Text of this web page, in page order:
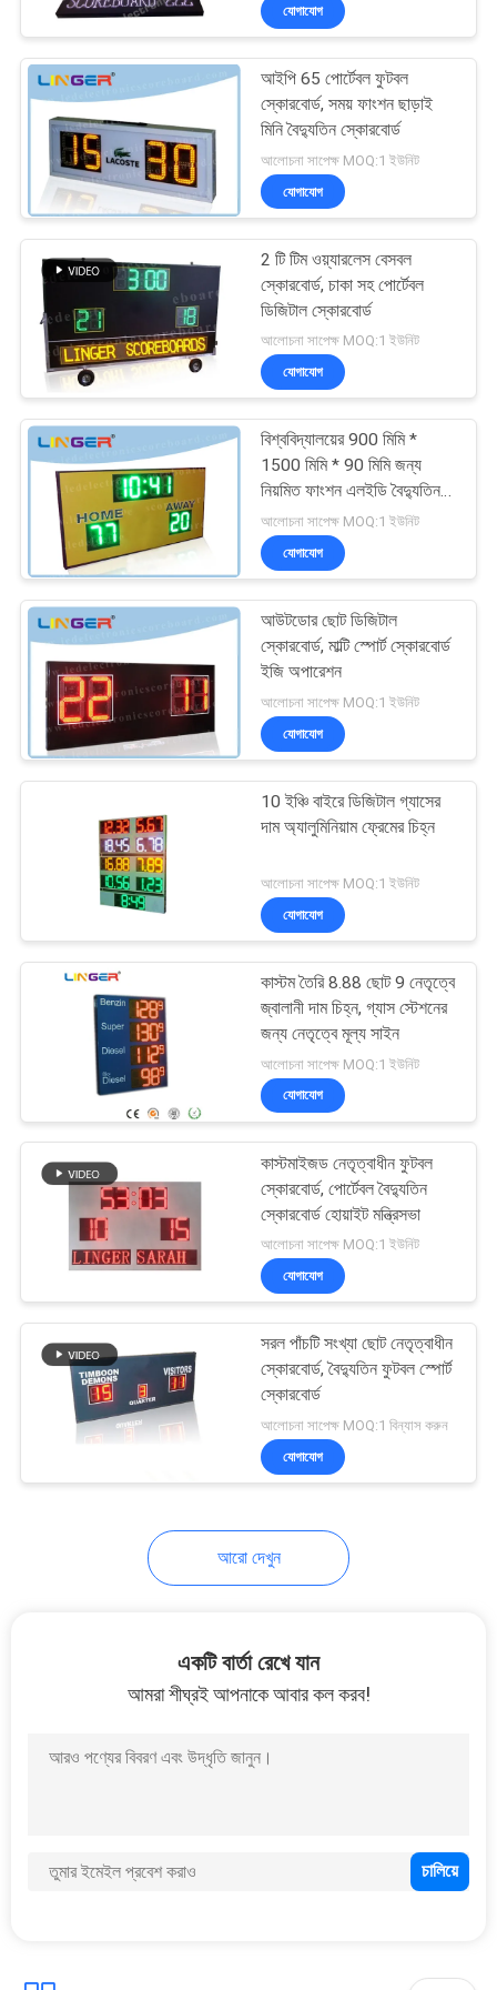
নিয়ন্ত্রণ
যোগাযোগ
করুন
খবর
উদ্ধৃতির
জন্য
আবেদন
সাইট
ম্যাপ
PRIVACY
POLICY
এলইডি বাস্কেটবল
স্কোরবোর্ড
51
এলইডি গ্যাসের দাম সাইন
এলইডি ক্রিকেট স্কোরবোর্ড
38
LED বেসবল স্কোরবোর্ড
32
বৈদ্যুতিন সকার স্কোরবোর্ড
এএফএল বৈদ্যুতিন
স্কোরবোর্ড
বৈদ্যুতিন ক্রিকেট স্কোরবোর্ড
যোগাযোগ
আইপি 65 পোর্টেবল ফুটবল
স্কোরবোর্ড, সময় ফাংশন ছাড়াই
মিনি বৈদ্যুতিন স্কোরবোর্ড
আলোচনা সাপেক্ষ MOQ:1 ইউনিট
যোগাযোগ
2 টি টিম ওয়্যারলেস বেসবল
স্কোরবোর্ড, চাকা সহ পোর্টেবল
ডিজিটাল স্কোরবোর্ড
আলোচনা সাপেক্ষ MOQ:1 ইউনিট
যোগাযোগ
বিশ্ববিদ্যালয়ের 900 মিমি *
1500 মিমি * 90 মিমি জন্য
নিয়মিত ফাংশন এলইডি বৈদ্যুতিন
স্কোরবোর্ড
আলোচনা সাপেক্ষ MOQ:1 ইউনিট
যোগাযোগ
আউটডোর ছোট ডিজিটাল
স্কোরবোর্ড, মাল্টি স্পোর্ট স্কোরবোর্ড
ইজি অপারেশন
আলোচনা সাপেক্ষ MOQ:1 ইউনিট
যোগাযোগ
10 ইঞ্চি বাইরে ডিজিটাল গ্যাসের
দাম অ্যালুমিনিয়াম ফ্রেমের চিহ্ন
আলোচনা সাপেক্ষ MOQ:1 ইউনিট
যোগাযোগ
কাস্টম তৈরি 8.88 ছোট 9 নেতৃত্বে
জ্বালানী দাম চিহ্ন, গ্যাস স্টেশনের
জন্য নেতৃত্বে মূল্য সাইন
আলোচনা সাপেক্ষ MOQ:1 ইউনিট
যোগাযোগ
কাস্টমাইজড নেতৃত্বাধীন ফুটবল
স্কোরবোর্ড, পোর্টেবল বৈদ্যুতিন
স্কোরবোর্ড হোয়াইট মন্ত্রিসভা
আলোচনা সাপেক্ষ MOQ:1 ইউনিট
যোগাযোগ
সরল পাঁচটি সংখ্যা ছোট নেতৃত্বাধীন
স্কোরবোর্ড, বৈদ্যুতিন ফুটবল স্পোর্ট
স্কোরবোর্ড
আলোচনা সাপেক্ষ MOQ:1 বিন্যাস করুন
যোগাযোগ
আরো দেখুন
একটি বার্তা রেখে যান
আমরা শীঘ্রই আপনাকে আবার কল করব!